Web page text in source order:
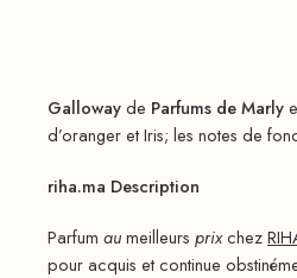
Gallowayde Parfums de Marly
d’oranger et Iris; les notes de
riha.ma Description
Parfum aumeilleurs prixchez
pour acquis et continue